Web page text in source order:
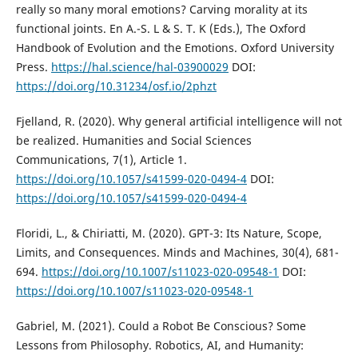
really so many moral emotions? Carving morality at its
functional joints. En A.-S. L & S. T. K (Eds.), The Oxford
Handbook of Evolution and the Emotions. Oxford University
Press. https://hal.science/hal-03900029 DOI:
https://doi.org/10.31234/osf.io/2phzt
Fjelland, R. (2020). Why general artificial intelligence will not
be realized. Humanities and Social Sciences
Communications, 7(1), Article 1.
https://doi.org/10.1057/s41599-020-0494-4DOI:
https://doi.org/10.1057/s41599-020-0494-4
Floridi, L., & Chiriatti, M. (2020). GPT-3: Its Nature, Scope,
Limits, and Consequences. Minds and Machines, 30(4), 681-
694. https://doi.org/10.1007/s11023-020-09548-1 DOI:
https://doi.org/10.1007/s11023-020-09548-1
Gabriel, M. (2021). Could a Robot Be Conscious? Some
Lessons from Philosophy. Robotics, AI, and Humanity: